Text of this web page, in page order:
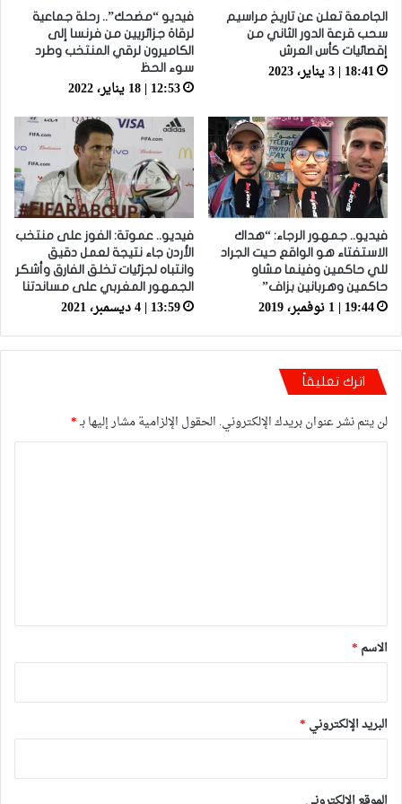
الجامعة تعلن عن تاريخ مراسيم
سحب قرعة الدور الثاني من
إقصائيات كأس العرش
18:41 | 3 يناير، 2023
فيديو “مضحك”.. رحلة جماعية
لرقاة جزائريين من فرنسا إلى
الكاميرون لرقي المنتخب وطرد
سوء الحظ
12:53 | 18 يناير، 2022
فيديو.. جمهور الرجاء: “هداك
الاستفتاء هو الواقع حيت الجراد
للي حاكمين وفينما مشاو
حاكمين وهربانين بزاف”
19:44 | 1 نوفمبر، 2019
فيديو.. عموتة: الفوز على منتخب
الأردن جاء نتيجة لعمل دقيق
وانتباه لجزئيات تخلق الفارق وأشكر
الجمهور المغربي على مساندتنا
13:59 | 4 ديسمبر، 2021
اترك تعليقاً
لن يتم نشر عنوان بريدك الإلكتروني. الحقول الإلزامية مشار إليها بـ*
*
الاسم *
البريد الإلكتروني *